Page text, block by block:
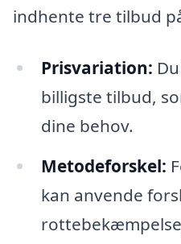
indhente tre tilbud
Prisvariation:
billigste tilbud,
dine behov.
Metodeforskel:
kan anvende